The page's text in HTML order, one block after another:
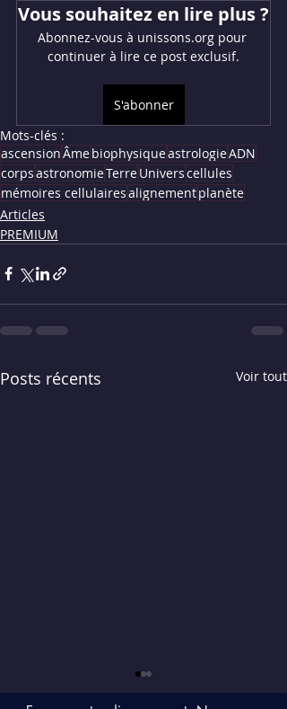
Vous souhaitez en lire plus ?
Abonnez-vous à unissons.org pour
continuer à lire ce post exclusif.
S'abonner
Mots-clés :
ascensionÂmebiophysiqueastrologieADN
corpsastronomieTerreUniverscellules
mémoires cellulairesalignementplanète
Articles
PREMIUM
Posts récents Voir tout